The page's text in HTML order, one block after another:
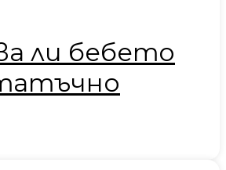
ли бебето